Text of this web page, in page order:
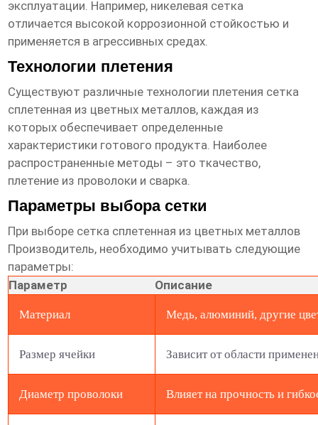
эксплуатации. Например, никелевая сетка
отличается высокой коррозионной стойкостью и
применяется в агрессивных средах.
Технологии плетения
Существуют различные технологии плетения сетка
сплетенная из цветных металлов, каждая из
которых обеспечивает определенные
характеристики готового продукта. Наиболее
распространенные методы – это ткачество,
плетение из проволоки и сварка.
Параметры выбора сетки
При выборе сетка сплетенная из цветных металлов
Производитель, необходимо учитывать следующие
параметры:
Параметр
Описание
Материал Медь, алюминий, другие
Размер ячейки Зависит от области
Диаметр проволоки Влияет на прочность и